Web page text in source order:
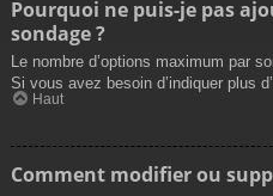
Pourquoi ne puis-je pas
sondage ?
Le nombre d’options maximum par
Si vous avez besoin d’indiquer plus
Haut
Comment modifier ou